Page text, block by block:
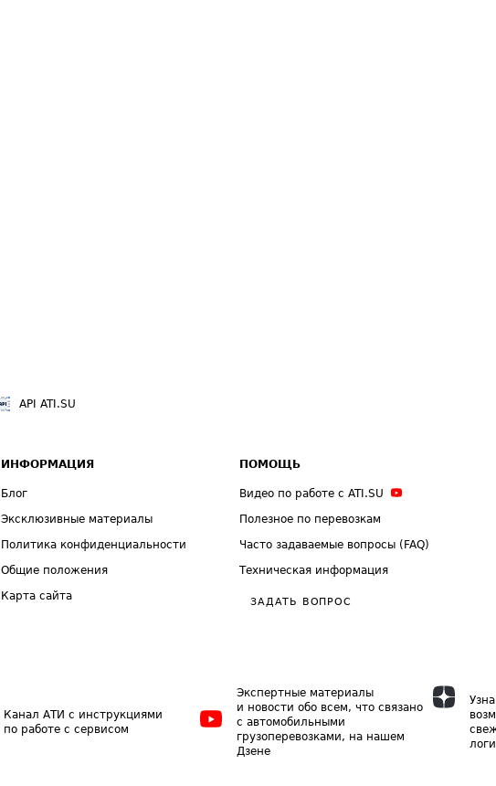
API ATI.SU
ИНФОРМАЦИЯ
Блог
Эксклюзивные материалы
Политика конфиденциальности
Общие положения
Карта сайта
ПОМОЩЬ
Видео по работе с ATI.SU
Полезное по перевозкам
Часто задаваемые вопросы (FAQ)
Техническая информация
ЗАДАТЬ ВОПРОС
Канал АТИ с инструкциями
по работе с сервисом
Экспертные материалы
и новости обо всем, что связано
с автомобильными
грузоперевозками, на нашем
Дзене